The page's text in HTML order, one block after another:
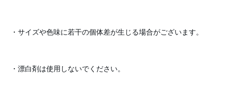
・サイズや色味に若干の個体差が生じる場合がございます。
・漂白剤は使用しないでください。